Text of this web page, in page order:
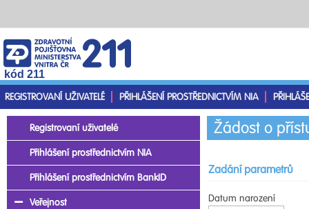
kód 211
REGISTROVANÍ UŽIVATELÉ
PŘIHLÁŠENÍ PROSTŘEDNICTVÍM NIA
Žádost o
Zadání parametrů
Datum narození
Registrovaní uživatelé
Přihlášení prostřednictvím NIA
Přihlášení prostřednictvím BankID
Veřejnost